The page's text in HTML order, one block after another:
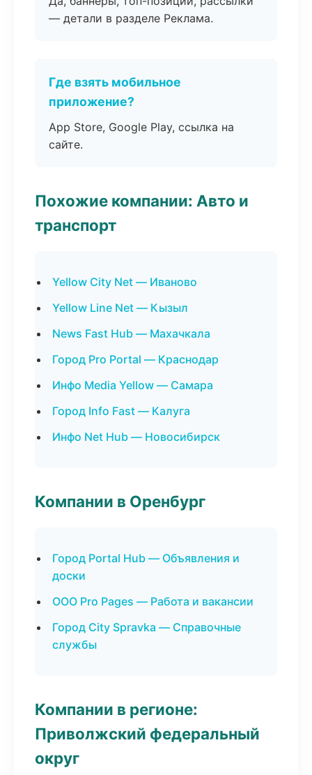
— детали в разделе Реклама.
Где взять мобильное
приложение?
App Store, Google Play, ссылка на
сайте.
Похожие компании: Авто и
транспорт
Yellow City Net — Иваново
Yellow Line Net — Кызыл
News Fast Hub — Махачкала
Город Pro Portal — Краснодар
Инфо Media Yellow — Самара
Город Info Fast — Калуга
Инфо Net Hub — Новосибирск
Компании в Оренбург
Город Portal Hub — Объявления и
доски
ООО Pro Pages — Работа и вакансии
Город City Spravka — Справочные
службы
Компании в регионе:
Приволжский федеральный
округ